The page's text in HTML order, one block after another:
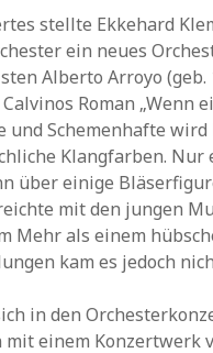
stellte Ekkehard
ein neues
Alberto Arroyo
Roman „Wenn
und Schemenhafte
Klangfarben. Nur
über einige
mit den jungen
Mehr als einem
kam es jedoch
in den
einem Konzertwerk